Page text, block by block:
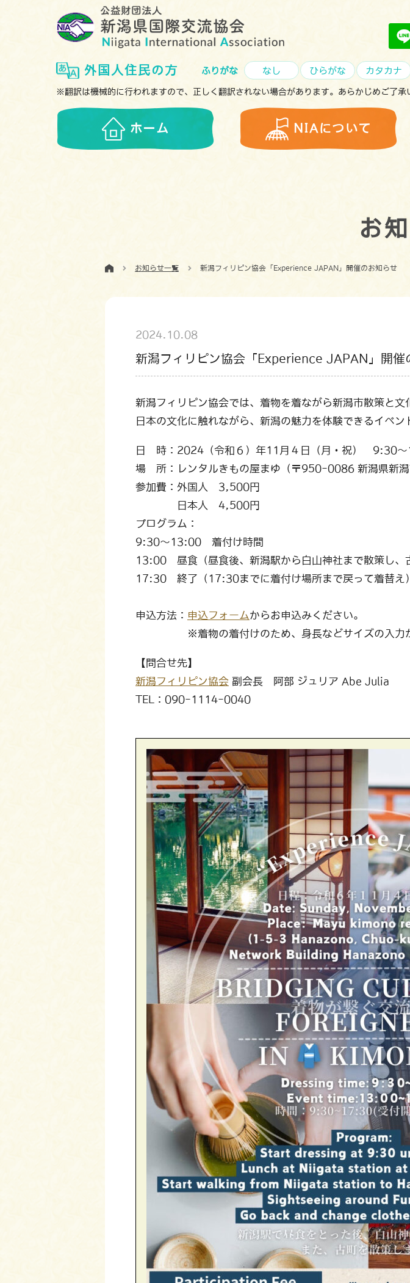
外国人住民の方 ふりがな なし ひらがな カタカナ
※翻訳は機械的に行われますので、正しく翻訳されない場合があります。あらかじめご了
ホーム NIAについて
お
お知らせ一覧 新潟フィリピン協会「Experience JAPAN」開催のお知らせ
2024.10.08
新潟フィリピン協会「Experience JAPAN」開催
新潟フィリピン協会では、着物を着ながら新潟市散策と
日本の文化に触れながら、新潟の魅力を体験できるイベン
日 時：2024（令和６）年11月４日（月・祝） 9:30～
場 所：レンタルきもの屋まゆ（〒950-0086 新潟県新
参加費：外国人 3,500円
日本人 4,500円
プログラム：
9:30～13:00 着付け時間
13:00 昼食（昼食後、新潟駅から白山神社まで散策し、
17:30 終了（17:30までに着付け場所まで戻って着替え）
申込方法： 申込フォームからお申込みください。
※着物の着付けのため、身長などサイズの入力が
【問合せ先】
新潟フィリピン協会 副会長 阿部 ジュリア Abe Julia
TEL：090-1114-0040